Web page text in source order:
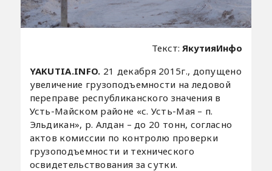
Текст: ЯкутияИнфо
YAKUTIA.INFO. 21 декабря 2015г., допущено
увеличение грузоподъемности на ледовой
переправе республиканского значения в
Усть-Майском районе «с. Усть-Мая – п.
Эльдикан», р. Алдан – до 20 тонн, согласно
актов комиссии по контролю проверки
грузоподъемности и технического
освидетельствования за сутки.